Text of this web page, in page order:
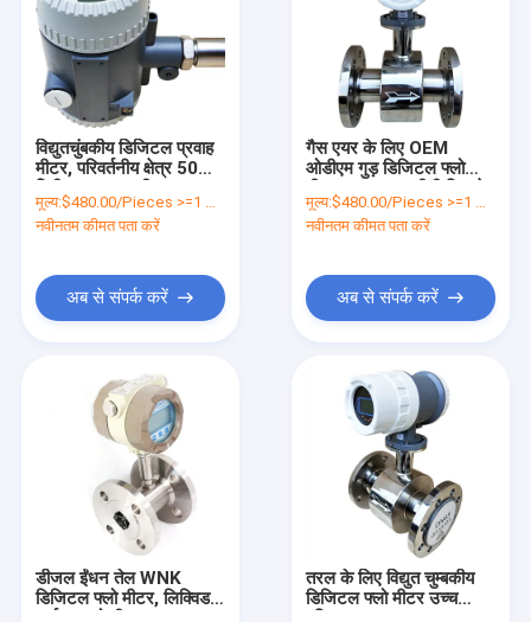
विद्युतचुंबकीय डिजिटल प्रवाह
मीटर, परिवर्तनीय क्षेत्र 50
मूल्य:$480.00/Pieces >=1 Pieces
नवीनतम कीमत पता करें
अब से संपर्क करें
गैस एयर के लिए OEM
ओडीएम गुड़ डिजिटल फ्लो
मूल्य:$480.00/Pieces >=1 Pieces
नवीनतम कीमत पता करें
अब से संपर्क करें
डीजल ईंधन तेल WNK
डिजिटल फ्लो मीटर, लिक्विड
तरल के लिए विद्युत चुम्बकीय
डिजिटल फ्लो मीटर उच्च